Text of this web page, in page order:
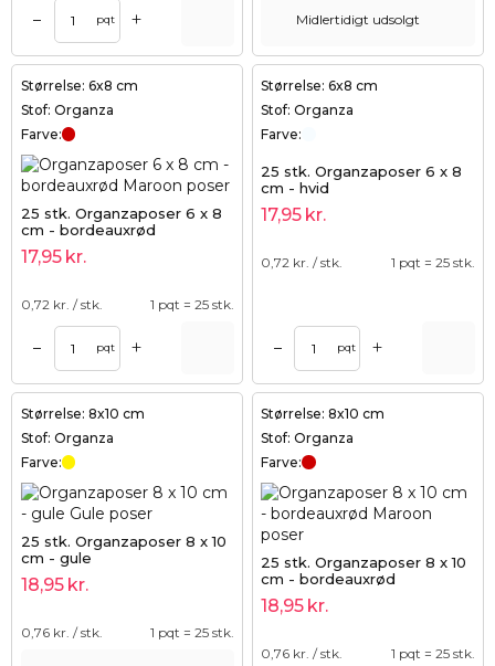
– pqt + Midlertidigt udsolgt
Størrelse: 6x8 cm
Stof: Organza
Farve:
25 stk. Organzaposer 6 x 8
cm - bordeauxrød
17,95 kr.
0,72 kr. / stk. 1 pqt = 25 stk.
– pqt +
Størrelse: 6x8 cm
Stof: Organza
Farve:
25 stk. Organzaposer 6 x 8
cm - hvid
17,95 kr.
0,72 kr. / stk. 1 pqt = 25 stk.
– pqt +
Størrelse: 8x10 cm
Stof: Organza
Farve:
25 stk. Organzaposer 8 x 10
cm - gule
18,95 kr.
0,76 kr. / stk. 1 pqt = 25 stk.
Størrelse: 8x10 cm
Stof: Organza
Farve:
25 stk. Organzaposer 8 x 10
cm - bordeauxrød
18,95 kr.
0,76 kr. / stk. 1 pqt = 25 stk.